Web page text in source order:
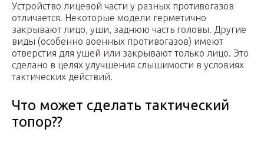
Устройство лицевой части у разных противогазов
отличается. Некоторые модели герметично
закрывают лицо, уши, заднюю часть головы. Другие
виды (особенно военных противогазов) имеют
отверстия для ушей или закрывают только лицо. Это
сделано в целях улучшения слышимости в условиях
тактических действий.
Что может сделать тактический
топор??